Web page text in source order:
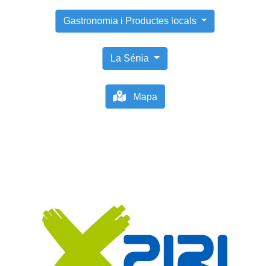
Gastronomia i Productes locals
La Sénia
Mapa